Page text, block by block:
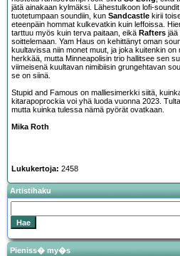
jätä ainakaan kylmäksi. Lähestulkoon lofi-
tuotetumpaan soundiin, kun Sandcastle kirii
eteenpäin hommat kulkevatkin kuin leffoissa.
tarttuu myös kuin terva paitaan, eikä Rafters jää
soittelemaan. Yam Haus on kehittänyt oman
kuultavissa niin monet muut, ja joka kuitenkin on
herkkää, mutta Minneapolisin trio hallitsee sen
viimeisenä kuultavan nimibiisin grungehtavan
se on siinä.
Stupid and Famous on malliesimerkki siitä,
kitarapoprockia voi yhä luoda vuonna 2023.
mutta kuinka tulessa nämä pyörät ovatkaan.
Mika Roth
Lukukertoja: 2458
Artistihaku
Pieniss� my�s